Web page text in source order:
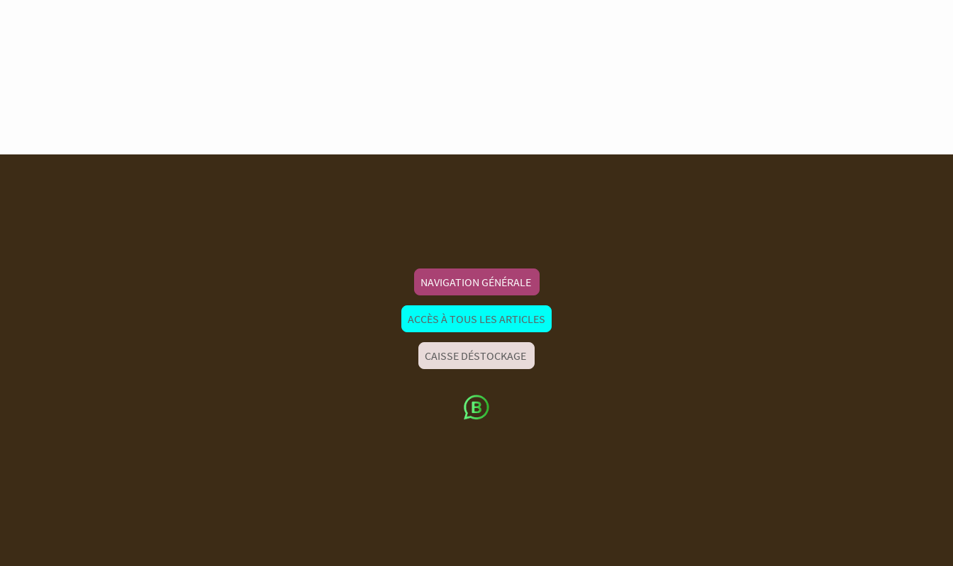
NAVIGATION GÉNÉRALE
ACCÈS À TOUS LES ARTICLES
CAISSE DÉSTOCKAGE